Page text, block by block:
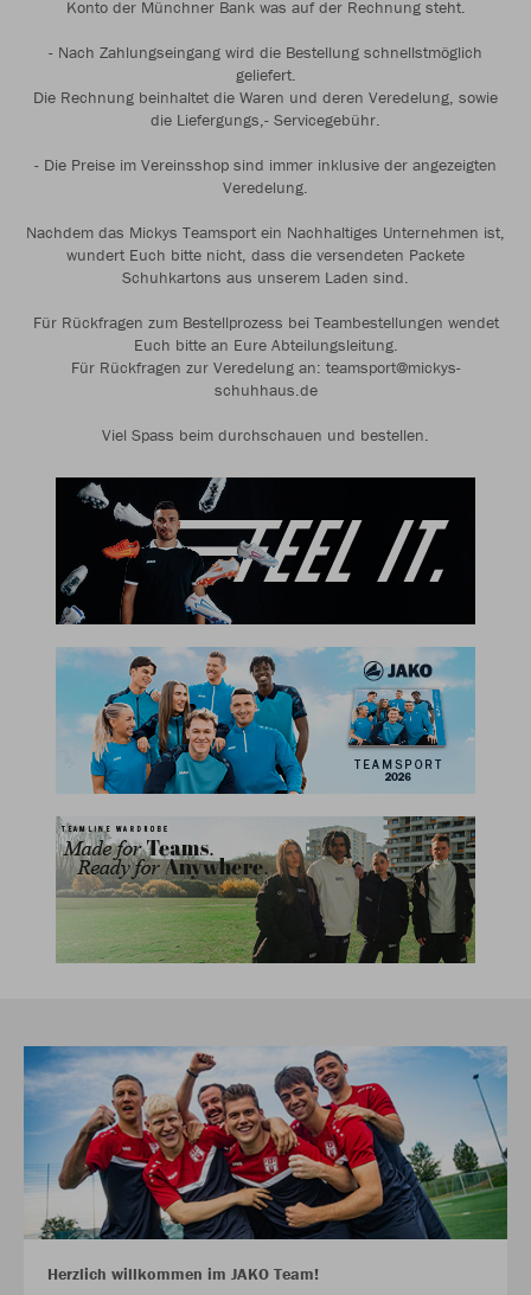
Konto der Münchner Bank was auf der Rechnung steht.
- Nach Zahlungseingang wird die Bestellung schnellstmöglich
geliefert.
Die Rechnung beinhaltet die Waren und deren Veredelung, sowie
die Liefergungs,- Servicegebühr.
- Die Preise im Vereinsshop sind immer inklusive der angezeigten
Veredelung.
Nachdem das Mickys Teamsport ein Nachhaltiges Unternehmen ist,
wundert Euch bitte nicht, dass die versendeten Packete
Schuhkartons aus unserem Laden sind.
Für Rückfragen zum Bestellprozess bei Teambestellungen wendet
Euch bitte an Eure Abteilungsleitung.
Für Rückfragen zur Veredelung an: teamsport@mickys-
schuhhaus.de
Viel Spass beim durchschauen und bestellen.
Herzlich willkommen im JAKO Team!